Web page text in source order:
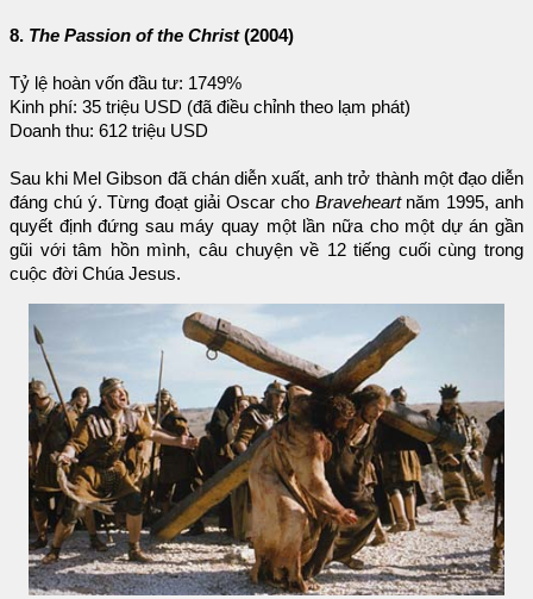
8. The Passion of the Christ(2004)
Tỷ lệ hoàn vốn đầu tư: 1749%
Kinh phí: 35 triệu USD (đã điều chỉnh theo lạm phát)
Doanh thu: 612 triệu USD
Sau khi Mel Gibson đã chán diễn xuất, anh trở thành một đạo diễn
đáng chú ý. Từng đoạt giải Oscar cho Braveheartnăm 1995, anh
quyết định đứng sau máy quay một lần nữa cho một dự án gần
gũi với tâm hồn mình, câu chuyện về 12 tiếng cuối cùng trong
cuộc đời Chúa Jesus.